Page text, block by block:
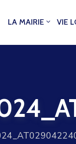
LA MAIRIE VIE